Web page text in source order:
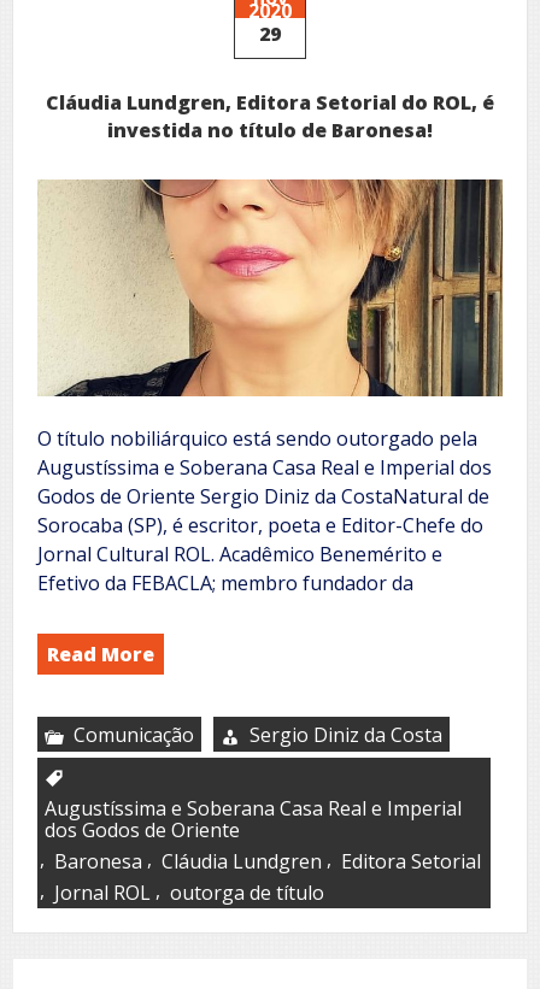
Ordem
Coroa
Gotland
2020
29
Cláudia Lundgren, Editora Setorial do ROL, é
investida no título de Baronesa!
O título nobiliárquico está sendo outorgado pela
Augustíssima e Soberana Casa Real e Imperial dos
Godos de Oriente Sergio Diniz da CostaNatural de
Sorocaba (SP), é escritor, poeta e Editor-Chefe do
Jornal Cultural ROL. Acadêmico Benemérito e
Efetivo da FEBACLA; membro fundador da
Read More
Comunicação Sergio Diniz da Costa
Augustíssima e Soberana Casa Real e Imperial
dos Godos de Oriente
, Baronesa , Cláudia Lundgren , Editora Setorial
, Jornal ROL , outorga de título